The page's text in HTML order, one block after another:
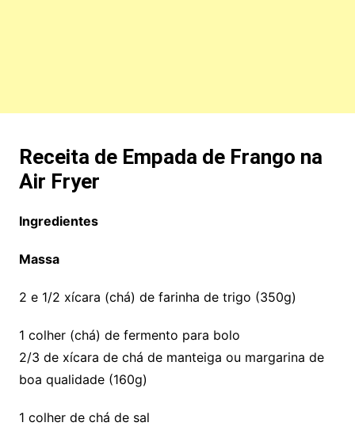
Receita de Empada de Frango na
Air Fryer
Ingredientes
Massa
2 e 1/2 xícara (chá) de farinha de trigo (350g)
1 colher (chá) de fermento para bolo
2/3 de xícara de chá de manteiga ou margarina de
boa qualidade (160g)
1 colher de chá de sal